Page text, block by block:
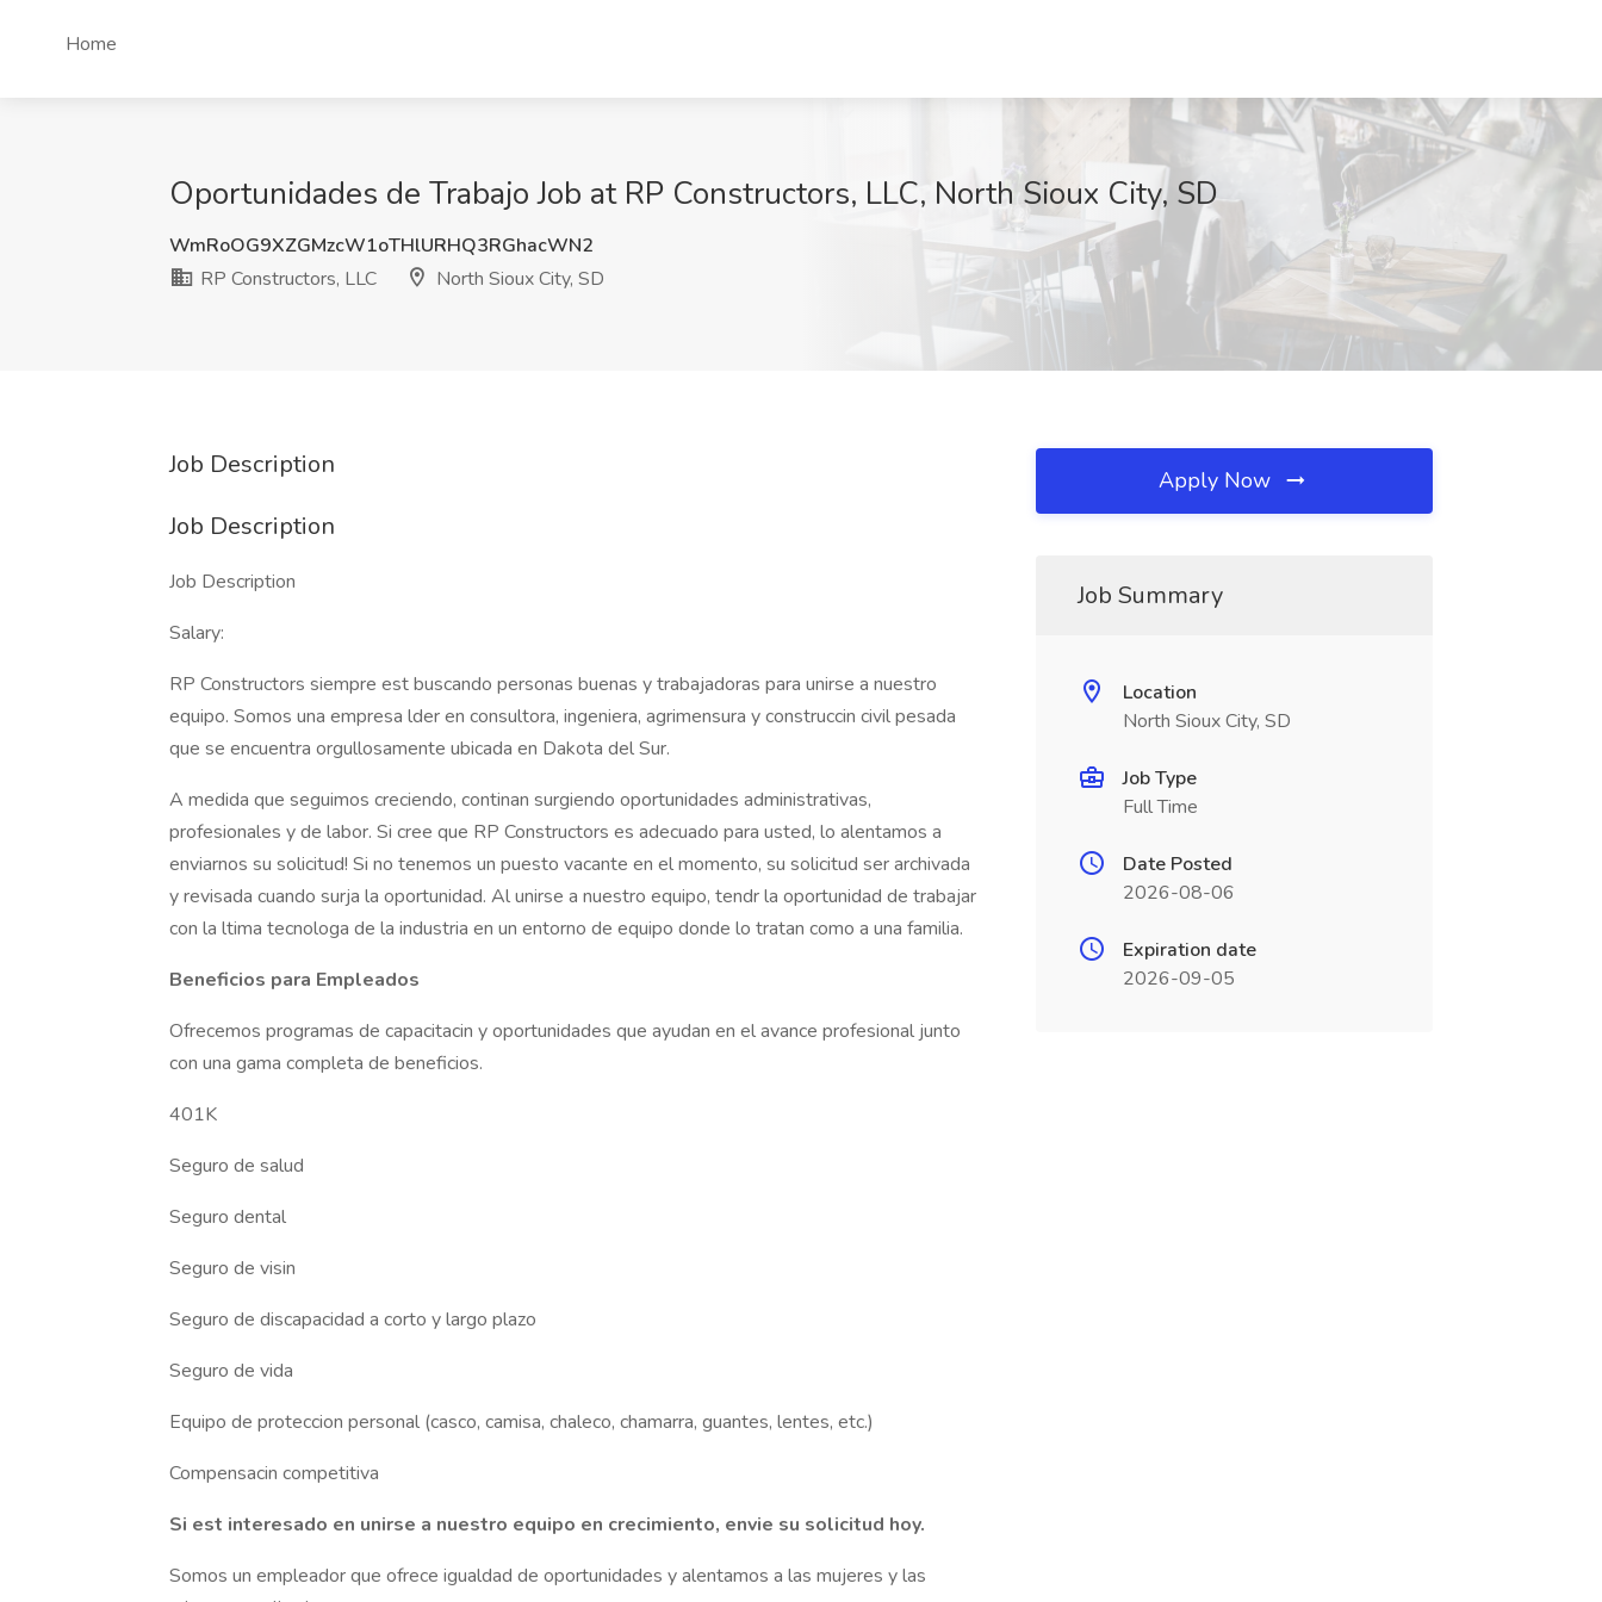
Home
Oportunidades de Trabajo Job at RP Constructors, LLC, North Sioux City, SD
WmRoOG9XZGMzcW1oTHlURHQ3RGhacWN2
RP Constructors, LLC
North Sioux City, SD
Job Description
Job Description
Job Description
Salary:
RP Constructors siempre est buscando personas buenas y trabajadoras para unirse a nuestro
equipo. Somos una empresa lder en consultora, ingeniera, agrimensura y construccin civil pesada
que se encuentra orgullosamente ubicada en Dakota del Sur.
A medida que seguimos creciendo, continan surgiendo oportunidades administrativas,
profesionales y de labor. Si cree que RP Constructors es adecuado para usted, lo alentamos a
enviarnos su solicitud! Si no tenemos un puesto vacante en el momento, su solicitud ser archivada
y revisada cuando surja la oportunidad. Al unirse a nuestro equipo, tendr la oportunidad de trabajar
con la ltima tecnologa de la industria en un entorno de equipo donde lo tratan como a una familia.
Beneficios para Empleados
Ofrecemos programas de capacitacin y oportunidades que ayudan en el avance profesional junto
con una gama completa de beneficios.
401K
Seguro de salud
Seguro dental
Seguro de visin
Seguro de discapacidad a corto y largo plazo
Seguro de vida
Equipo de proteccion personal (casco, camisa, chaleco, chamarra, guantes, lentes, etc.)
Compensacin competitiva
Si est interesado en unirse a nuestro equipo en crecimiento, envie su solicitud hoy.
Somos un empleador que ofrece igualdad de oportunidades y alentamos a las mujeres y las
Apply Now
Job Summary
Location
North Sioux City, SD
Job Type
Full Time
Date Posted
2026-08-06
Expiration date
2026-09-05